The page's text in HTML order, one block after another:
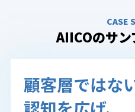
CASE
AIICOのサ
顧客層ではな